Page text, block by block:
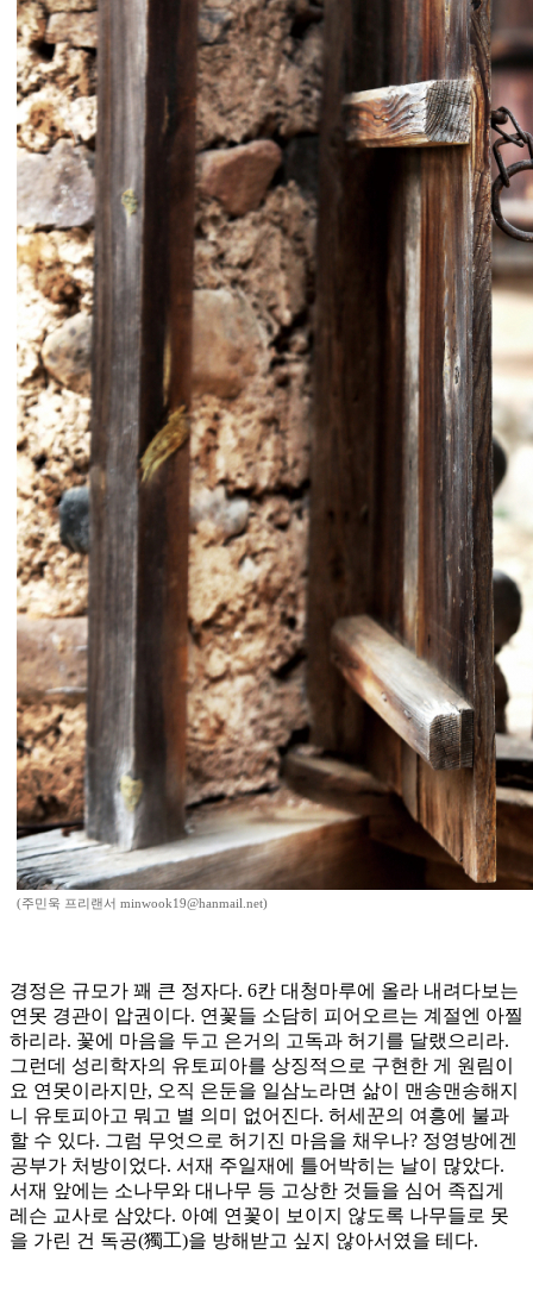
(주민욱 프리랜서 minwook19@hanmail.net)
경정은 규모가 꽤 큰 정자다. 6칸 대청마루에 올라 내려다보는
연못 경관이 압권이다. 연꽃들 소담히 피어오르는 계절엔 아찔
하리라. 꽃에 마음을 두고 은거의 고독과 허기를 달랬으리라.
그런데 성리학자의 유토피아를 상징적으로 구현한 게 원림이
요 연못이라지만, 오직 은둔을 일삼노라면 삶이 맨송맨송해지
니 유토피아고 뭐고 별 의미 없어진다. 허세꾼의 여흥에 불과
할 수 있다. 그럼 무엇으로 허기진 마음을 채우나? 정영방에겐
공부가 처방이었다. 서재 주일재에 틀어박히는 날이 많았다.
서재 앞에는 소나무와 대나무 등 고상한 것들을 심어 족집게
레슨 교사로 삼았다. 아예 연꽃이 보이지 않도록 나무들로 못
을 가린 건 독공(獨工)을 방해받고 싶지 않아서였을 테다.